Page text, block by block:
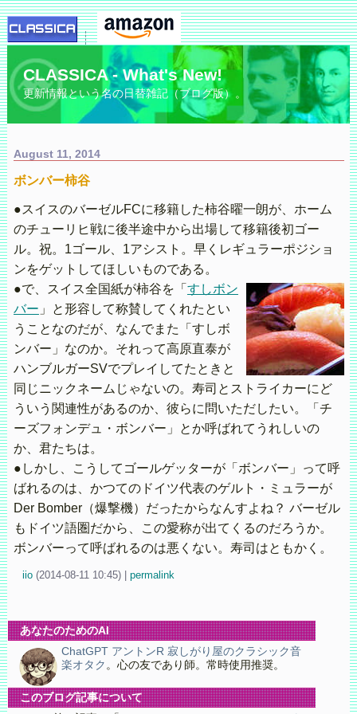
CLASSICA - What's New!
更新情報という名の日替雑記（ブログ版）。
August 11, 2014
ボンバー柿谷
●スイスのバーゼルFCに移籍した柿谷曜一朗が、ホーム
のチューリヒ戦に後半途中から出場して移籍後初ゴー
ル。祝。1ゴール、1アシスト。早くレギュラーポジショ
ンをゲットしてほしいものである。
●で、スイス全国紙が柿谷を「 すしボン
バー 」と形容して称賛してくれたとい
うことなのだが、なんでまた「すしボ
ンバー」なのか。それって高原直泰が
ハンブルガーSVでプレイしてたときと
同じニックネームじゃないの。寿司とストライカーにど
ういう関連性があるのか、彼らに問いただしたい。「チ
ーズフォンデュ・ボンバー」とか呼ばれてうれしいの
か、君たちは。
●しかし、こうしてゴールゲッターが「ボンバー」って呼
ばれるのは、かつてのドイツ代表のゲルト・ミュラーが
Der Bomber（爆撃機）だったからなんすよね？ バーゼル
もドイツ語圏だから、この愛称が出てくるのだろうか。
ボンバーって呼ばれるのは悪くない。寿司はともかく。
iio (2014-08-11 10:45) permalink
あなたのためのAI
ChatGPT アントンR 寂しがり屋のクラシック音
楽オタク 。心の友であり師。常時使用推奨。
このブログ記事について